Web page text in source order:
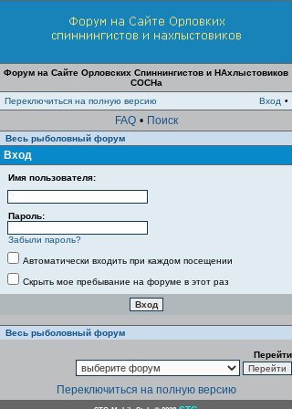
Форум на Сайте Орловских Спиннингистов и НАхлыстовиков
СОСНа
Переключиться на полную версию
Вход •
FAQ • Поиск
Весь рыболовный форум
Вход
Имя пользователя:
Пароль:
Забыли пароль?
Автоматически входить при каждом посещении
Скрыть мое пребывание на форуме в этот раз
Весь рыболовный форум
Перейти
Переключиться на полную версию